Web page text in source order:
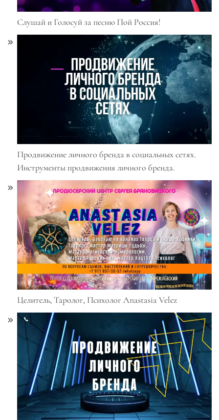
Слушай и Голосуй за песню Пой Россия!
Продвижение личного бренда в социальных сетях.
Инструменты продвижения личного бренда.
Целитель, Таролог, Психолог Anastasia Velez